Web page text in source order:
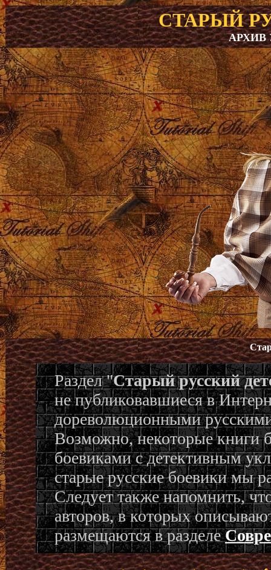
СТАРЫЙ
АРХИВ
Раздел "Старый русский
не публиковавшиеся в
дореволюционными
Возможно, некоторые книги
боевиками с детективным
старые русские боевики мы
Следует также напомнить,
авторов, в которых
размещаются в разделе